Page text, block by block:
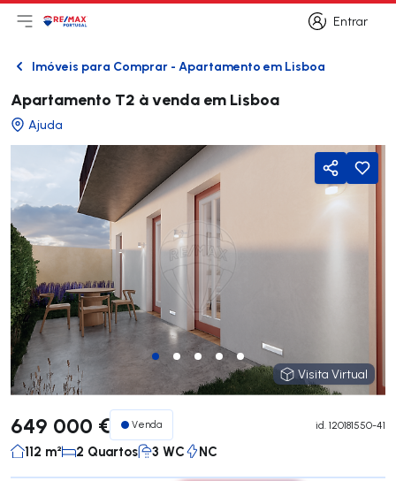
Entrar
Entrar
Abri menu principal
LogoIr para página inicial
VoltarImóveis para Comprar - Apartamento em Lisboa
Apartamento T2 à venda em Lisboa
Ajuda
Visita Virtual
Visita Virtual
Partilhar
649 000 € Venda id. 120181550-41
112 m² 2 Quartos 3 WC NC